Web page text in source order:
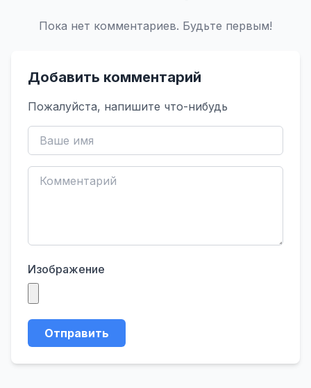
Пока нет комментариев. Будьте первым!
Добавить комментарий
Пожалуйста, напишите что-нибудь
Изображение
Отправить